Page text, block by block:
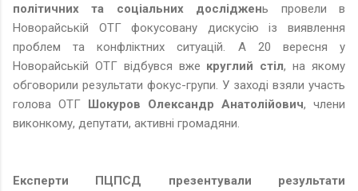
політичних та соціальних досліджень провели в
Новорайській ОТГ фокусовану дискусію із виявлення
проблем та конфліктних ситуацій. А 20 вересня у
Новорайській ОТГ відбувся вже круглий стіл, на якому
обговорили результати фокус-групи. У заході взяли участь
голова ОТГ Шокуров Олександр Анатолійович, члени
виконкому, депутати, активні громадяни.
Експерти ПЦПСД презентували результати